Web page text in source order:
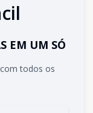
EM UM SÓ
todos os